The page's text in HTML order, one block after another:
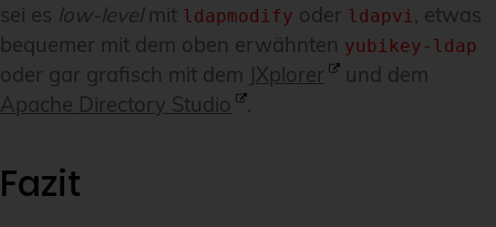
sei es low-levelmit ldapmodify oder ldapvi, etwas
bequemer mit dem oben erwähnten yubikey-ldap
oder gar grafisch mit dem JXplorer
und dem
Apache Directory Studio
.
Fazit